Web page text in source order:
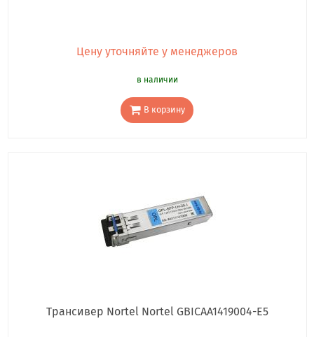
Цену уточняйте у менеджеров
в наличии
В корзину
Трансивер Nortel Nortel GBICAA1419004-E5